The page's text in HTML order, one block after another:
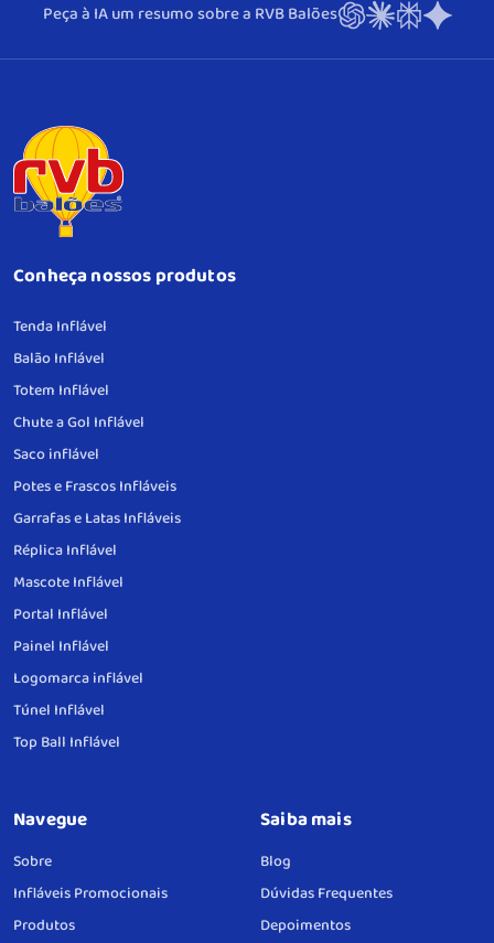
Peça à IA um resumo sobre a RVB Balões
Conheça nossos produtos
Tenda Inflável
Balão Inflável
Totem Inflável
Chute a Gol Inflável
Saco inflável
Potes e Frascos Infláveis
Garrafas e Latas Infláveis
Réplica Inflável
Mascote Inflável
Portal Inflável
Painel Inflável
Logomarca inflável
Túnel Inflável
Top Ball Inflável
Navegue
Sobre
Infláveis Promocionais
Produtos
Saiba mais
Blog
Dúvidas Frequentes
Depoimentos